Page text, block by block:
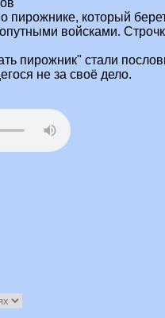
пирожнике, который
войсками.
пирожник" стали
не за своё дело.